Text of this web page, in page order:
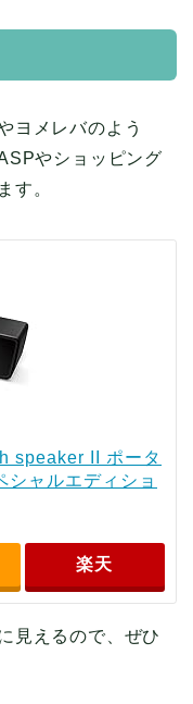
ヨメレバのよう
やショッピング
す。
speaker II ポータ
シャルエディショ
楽天
見えるので、ぜひ